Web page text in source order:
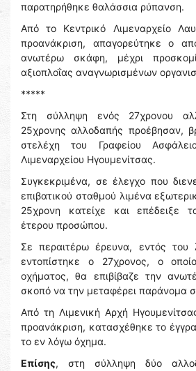
παρατηρήθηκε θαλάσσια ρύπανση.
Από το Κεντρικό Λιμεναρχείο
προανάκριση, απαγορεύτηκε ο
ανωτέρω σκάφη, μέχρι
αξιοπλοΐας αναγνωρισμένων
*****
Στη σύλληψη ενός 27χρονου
25χρονης αλλοδαπής προέβησαν,
στελέχη του Γραφείου
Λιμεναρχείου Ηγουμενίτσας.
Συγκεκριμένα, σε έλεγχο που
επιβατικού σταθμού λιμένα
25χρονη κατείχε και επέδειξε
έτερου προσώπου.
Σε περαιτέρω έρευνα, εντός του
εντοπίστηκε ο 27χρονος, ο
οχήματος, θα επιβίβαζε την
σκοπό να την μεταφέρει παράνομα
Από τη Λιμενική Αρχή
προανάκριση, κατασχέθηκε το
το εν λόγω όχημα.
Επίσης, στη σύλληψη δύο